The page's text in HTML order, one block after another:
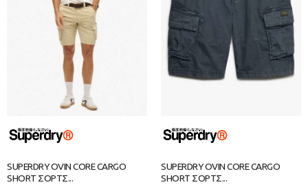
SUPERDRY OVIN CORE CARGO
SHORT ΣΟΡΤΣ...
SUPERDRY OVIN CORE CARGO
SHORT ΣΟΡΤΣ...